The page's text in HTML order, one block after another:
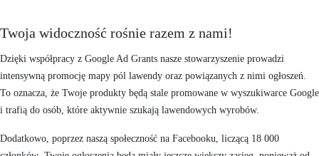
Twoja widoczność rośnie razem z nami!
Dzięki współpracy z Google Ad Grants nasze stowarzyszenie prowadzi
intensywną promocję mapy pól lawendy oraz powiązanych z nimi ogłoszeń.
To oznacza, że Twoje produkty będą stale promowane w wyszukiwarce Google
i trafią do osób, które aktywnie szukają lawendowych wyrobów.
Dodatkowo, poprzez naszą społeczność na Facebooku, liczącą 18 000